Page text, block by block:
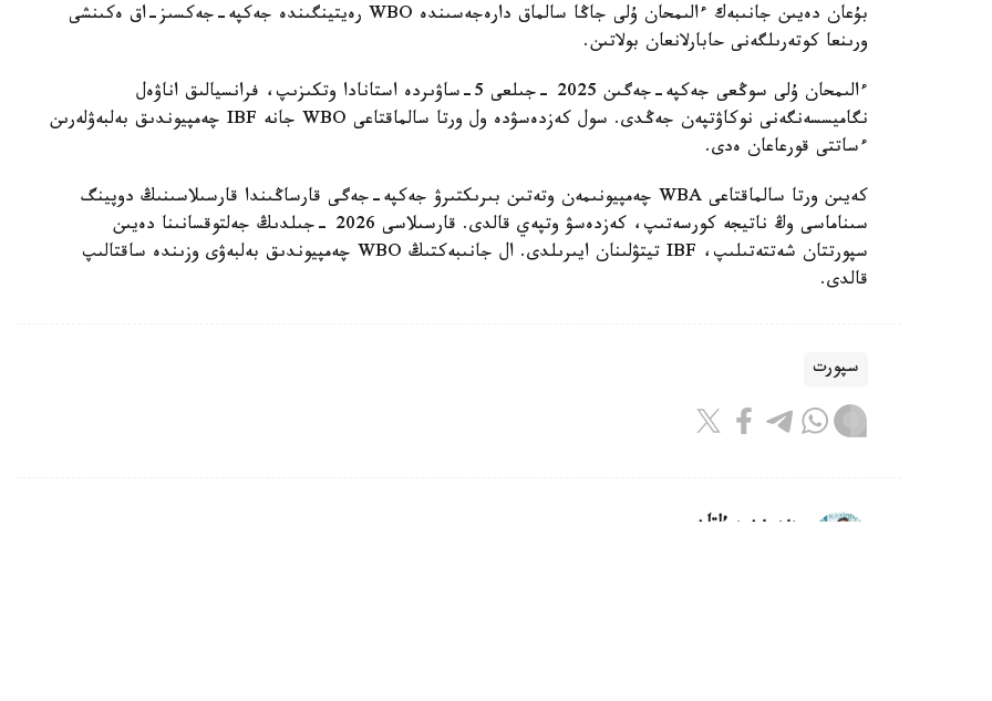
بۇعان دەيىن جانىبەك ءالىمحان ۇلى جاڭا سالماق دارەجەسىندە WBO رەيتينگىندە جەكپە-جەكسىز-اق ەكىنشى
ورىنعا كوتەرىلگەنى حابارلانعان بولاتىن.
ءالىمحان ۇلى سوڭعى جەكپە-جەگىن 2025 -جىلعى 5-ساۋىردە استانادا وتكىزىپ، فرانسيالىق اناۋەل
نگاميسسەنگەنى نوكاۋتپەن جەڭدى. سول كەزدەسۋدە ول ورتا سالماقتاعى WBO جانە IBF چەمپيوندىق بەلبەۋلەرىن
ءساتتى قورعاعان ەدى.
كەيىن ورتا سالماقتاعى WBA چەمپيونىمەن وتەتىن بىرىكتىرۋ جەكپە-جەگى قارساڭىندا قارسىلاسىنىڭ دوپينگ
سىناماسى وڭ ناتيجە كورسەتىپ، كەزدەسۋ وتپەي قالدى. قارسىلاسى 2026 -جىلدىڭ جەلتوقسانىنا دەيىن
سپورتتان شەتتەتىلىپ، IBF تيتۋلىنان ايىرىلدى. ال جانىبەكتىڭ WBO چەمپيوندىق بەلبەۋى وزىندە ساقتالىپ
قالدى.
سپورت
بەيسەن سۇلتان